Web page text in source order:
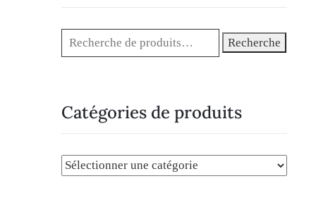
Recherche
Catégories de produits